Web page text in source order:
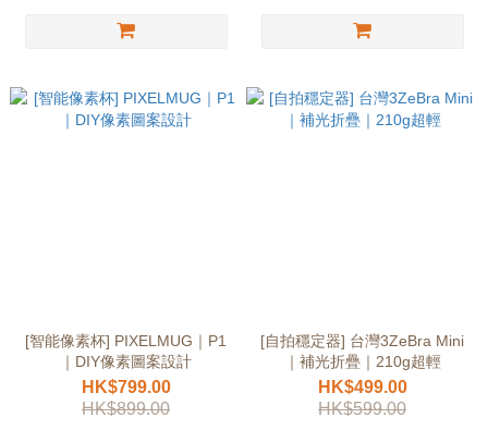
[智能像素杯] PIXELMUG｜P1
｜DIY像素圖案設計
HK$799.00
HK$899.00
[自拍穩定器] 台灣3ZeBra Mini
｜補光折疊｜210g超輕
HK$499.00
HK$599.00